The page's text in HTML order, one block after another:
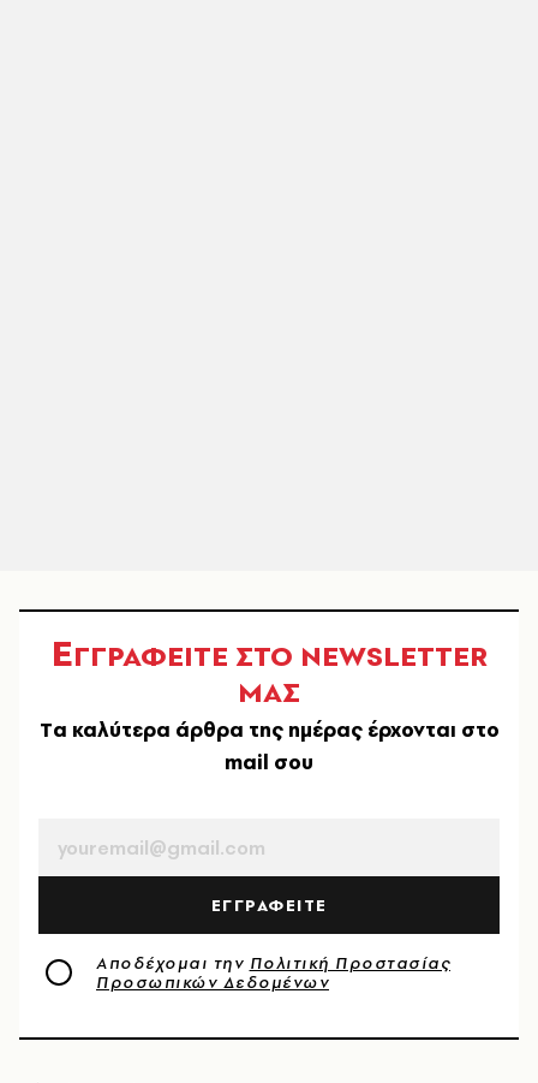
ΕΓΓΡΑΦΕΙΤΕ ΣΤΟ NEWSLETTER
ΜΑΣ
Tα καλύτερα άρθρα της ημέρας έρχονται στο
mail σου
ΕΓΓΡΑΦΕΙΤΕ
Αποδέχομαι την Πολιτική Προστασίας
Προσωπικών Δεδομένων